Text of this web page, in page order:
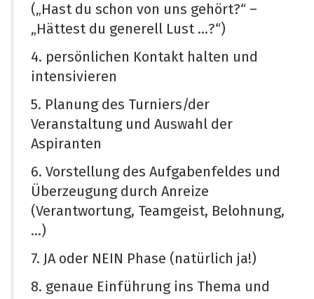
(„Hast du schon von uns gehört?“ –
„Hättest du generell Lust ...?“)
4. persönlichen Kontakt halten und
intensivieren
5. Planung des Turniers/der
Veranstaltung und Auswahl der
Aspiranten
6. Vorstellung des Aufgabenfeldes und
Überzeugung durch Anreize
(Verantwortung, Teamgeist, Belohnung,
...)
7. JA oder NEIN Phase (natürlich ja!)
8. genaue Einführung ins Thema und